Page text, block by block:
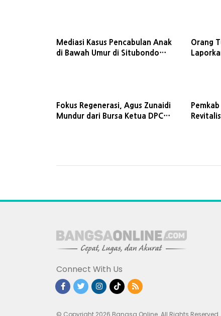
Mediasi Kasus Pencabulan Anak
di Bawah Umur di Situbondo
Orang
Fokus Regenerasi, Agus Zunaidi
Mundur dari Bursa Ketua DPC
Connect With Us